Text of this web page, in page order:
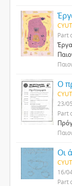
Part
Ο
23/
Part
16/
Part